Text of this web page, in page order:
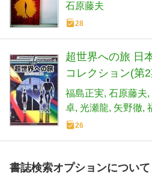
石原藤夫
28
超世界への旅 日
コレクション(第
福島正実 石原藤夫
卓 光瀬龍 矢野徹
26
書誌検索オプションについて